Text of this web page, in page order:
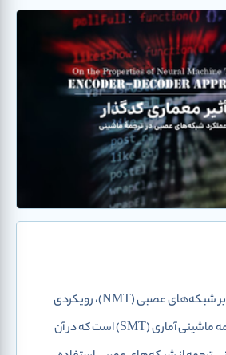
ترجمه ماشینی مبتنی بر شبکه‌های عصبی (NMT)، رویکردی
نوآورانه نسبت به ترجمه ماشینی آماری (SMT) است که در آن